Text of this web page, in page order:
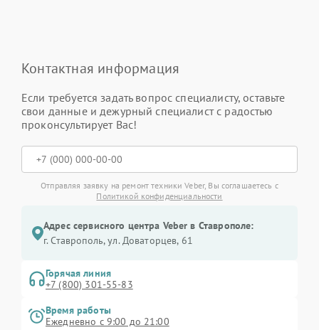
Контактная информация
Если требуется задать вопрос специалисту, оставьте
свои данные и дежурный специалист с радостью
проконсультирует Вас!
Отправляя заявку на ремонт техники Veber, Вы соглашаетесь с
Политикой конфиденциальности
Адрес сервисного центра Veber в Ставрополе:
г. Ставрополь, ул. Доваторцев, 61
Горячая линия
+7 (800) 301-55-83
Время работы
Ежедневно с 9:00 до 21:00